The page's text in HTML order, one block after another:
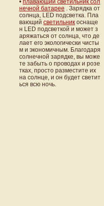
нечной батарее . Зарядка от
солнца, LED подсветка. Пла
вающий светильник оснаще
н LED подсветкой и может з
аряжаться от солнца, что де
лает его экологически чисты
м и экономичным. Благодаря
солнечной зарядке, вы може
те забыть о проводах и розе
тках, просто разместите их
на солнце, и он будет светит
ься всю ночь.